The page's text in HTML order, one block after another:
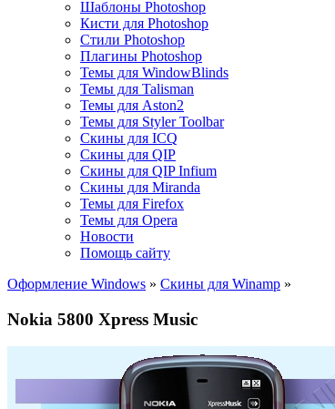
Шаблоны Photoshop
Кисти для Photoshop
Стили Photoshop
Плагины Photoshop
Темы для WindowBlinds
Темы для Talisman
Темы для Aston2
Темы для Styler Toolbar
Скины для ICQ
Скины для QIP
Скины для QIP Infium
Скины для Miranda
Темы для Firefox
Темы для Opera
Новости
Помощь сайту
Оформление Windows » Скины для Winamp »
Nokia 5800 Xpress Music